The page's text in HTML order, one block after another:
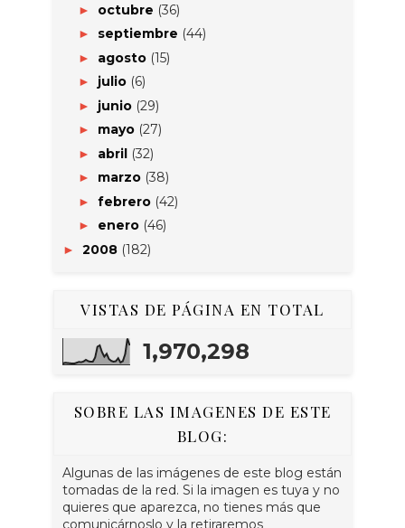
► octubre (36)
► septiembre (44)
► agosto (15)
► julio (6)
► junio (29)
► mayo (27)
► abril (32)
► marzo (38)
► febrero (42)
► enero (46)
► 2008 (182)
VISTAS DE PÁGINA EN TOTAL
1,970,298
SOBRE LAS IMAGENES DE ESTE
BLOG:
Algunas de las imágenes de este blog están
tomadas de la red. Si la imagen es tuya y no
quieres que aparezca, no tienes más que
comunicárnoslo y la retiraremos